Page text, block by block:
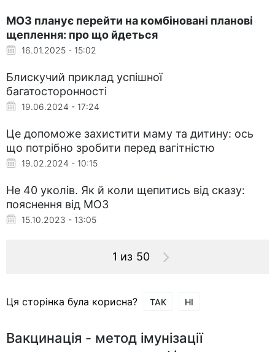
МОЗ планує перейти на комбіновані планові
щеплення: про що йдеться
16.01.2025 - 15:02
Блискучий приклад успішної
багатосторонності
19.06.2024 - 17:24
Це допоможе захистити маму та дитину: ось
що потрібно зробити перед вагітністю
19.02.2024 - 10:15
Не 40 уколів. Як й коли щепитись від сказу:
пояснення від МОЗ
15.10.2023 - 13:05
1 из 50
Ця сторінка була корисна? ТАК НІ
Вакцинація - метод імунізації